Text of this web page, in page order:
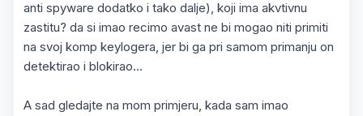
anti spyware dodatko i tako dalje), koji ima akvtivnu
zastitu? da si imao recimo avast ne bi mogao niti primiti
na svoj komp keylogera, jer bi ga pri samom primanju on
detektirao i blokirao...
A sad gledajte na mom primjeru, kada sam imao